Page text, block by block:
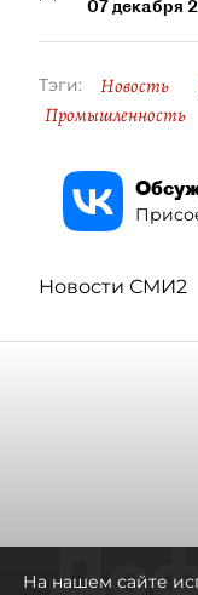
07 декабря
Тэги: Новость
Промышленность
Новости СМИ2
На нашем сайте